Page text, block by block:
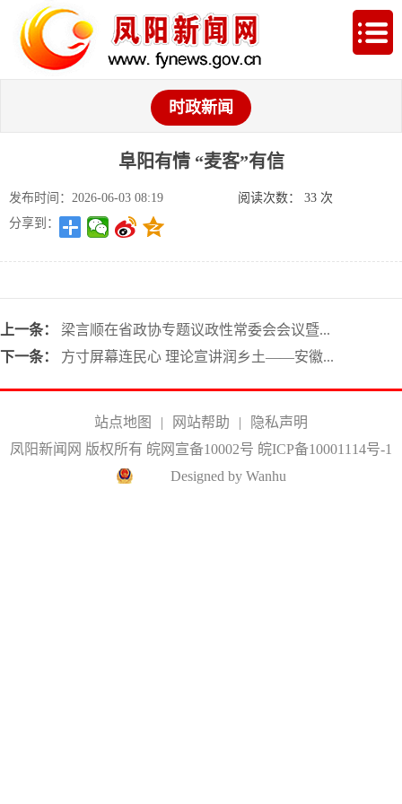
时政新闻
阜阳有情 “麦客”有信
发布时间：2026-06-03 08:19 阅读次数： 33次
分享到：
上一条：
梁言顺在省政协专题议政性常委会会议暨...
下一条：
方寸屏幕连民心 理论宣讲润乡土——安徽...
站点地图 | 网站帮助 |
隐私声明
凤阳新闻网 版权所有 皖网宣备10002号 皖ICP备10001114号-1
Designed by Wanhu